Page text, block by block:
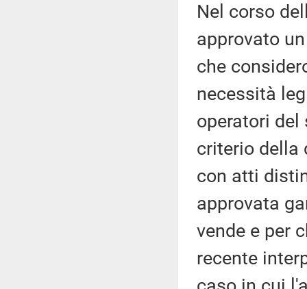
Nel corso
approvato
che
necessità
operatori
criterio della
con atti
approvata
vende e per
recente